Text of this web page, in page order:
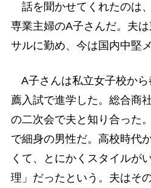
話を聞かせてくれたのは
専業主婦のA子さんだ。夫
サルに勤め、今は国内中堅
A子さんは私立女子校から
薦入試で進学した。総合商
の二次会で夫と知り合った
で細身の男性だ。高校時代
くて、とにかくスタイルが
理」だったという。夫はそ